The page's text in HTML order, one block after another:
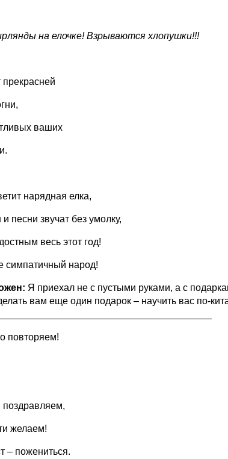
на елочке! Взрываются хлопушки!!!
ваших
нарядная елка,
песни звучат без умолку,
весь этот год!
симпатичный народ!
Я приехал не с пустыми руками, а с
вам еще один подарок – научить вас по-
повторяем!
желаем!
– пожениться.